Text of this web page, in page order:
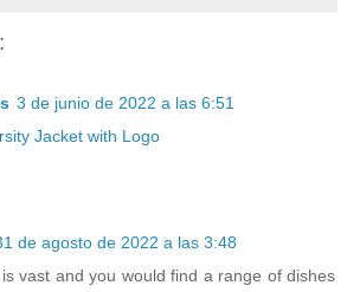
3 de junio de 2022 a las 6:51
Jacket with Logo
de agosto de 2022 a las 3:48
vast and you would find a range of dishes